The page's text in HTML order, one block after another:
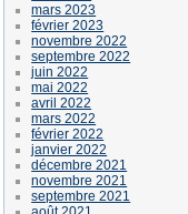
mars 2023
février 2023
novembre 2022
septembre 2022
juin 2022
mai 2022
avril 2022
mars 2022
février 2022
janvier 2022
décembre 2021
novembre 2021
septembre 2021